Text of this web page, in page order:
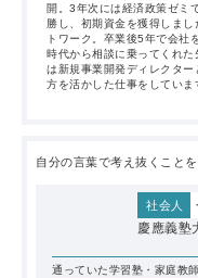
マーケティングベンチャー
用し、三田キャンパス内の
開。3年次には経済政策ゼミ
勝し、初期資金を獲得しま
トワーク。卒業後5年で会社
時代から相談に乗ってくれた
自分の言葉で考え抜くこと
社会人
慶應義塾